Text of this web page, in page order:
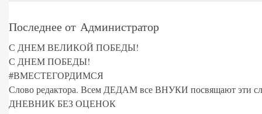
Последнее от Администратор
С ДНЕМ ВЕЛИКОЙ ПОБЕДЫ!
С ДНЕМ ПОБЕДЫ!
#ВМЕСТЕГОРДИМСЯ
Слово редактора. Всем ДЕДАМ все ВНУКИ посвящают эти
ДНЕВНИК БЕЗ ОЦЕНОК